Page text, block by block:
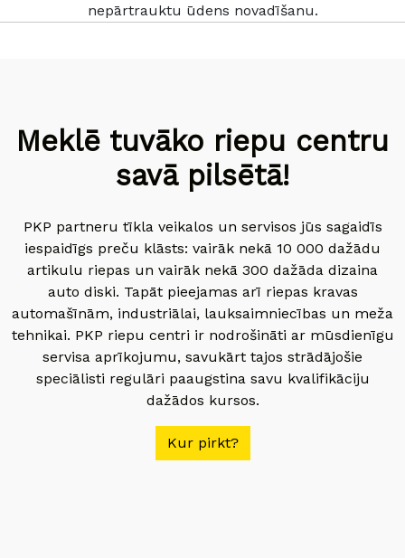
nepārtrauktu ūdens novadīšanu.
Meklē tuvāko riepu centru
savā pilsētā!
PKP partneru tīkla veikalos un servisos jūs sagaidīs
iespaidīgs preču klāsts: vairāk nekā 10 000 dažādu
artikulu riepas un vairāk nekā 300 dažāda dizaina
auto diski. Tapāt pieejamas arī riepas kravas
automašīnām, industriālai, lauksaimniecības un meža
tehnikai. PKP riepu centri ir nodrošināti ar mūsdienīgu
servisa aprīkojumu, savukārt tajos strādājošie
speciālisti regulāri paaugstina savu kvalifikāciju
dažādos kursos.
Kur pirkt?